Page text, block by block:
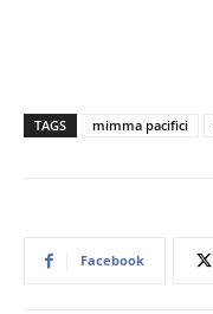
TAGS mimma pacifici
Facebook